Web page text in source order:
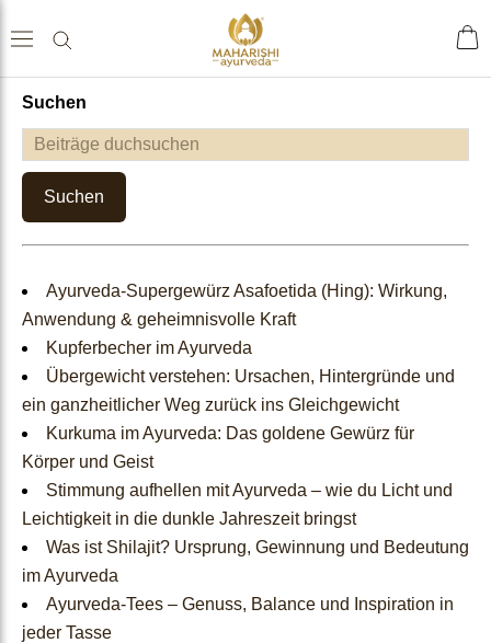
Home
Shop
Gewürze & Grundnahrungs
mittel
Nahrungsergänzungen
Ayurveda Einzelkräuter
Ayurveda Naturkosmetik
Ayurveda-Produkte im Ang
ebot
Suchen
Suchen
Ayurveda-Supergewürz Asafoetida (Hing): Wirkung,
Anwendung & geheimnisvolle Kraft
Kupferbecher im Ayurveda
Übergewicht verstehen: Ursachen, Hintergründe und
ein ganzheitlicher Weg zurück ins Gleichgewicht
Kurkuma im Ayurveda: Das goldene Gewürz für
Körper und Geist
Stimmung aufhellen mit Ayurveda – wie du Licht und
Leichtigkeit in die dunkle Jahreszeit bringst
Was ist Shilajit? Ursprung, Gewinnung und Bedeutung
im Ayurveda
Ayurveda-Tees – Genuss, Balance und Inspiration in
jeder Tasse